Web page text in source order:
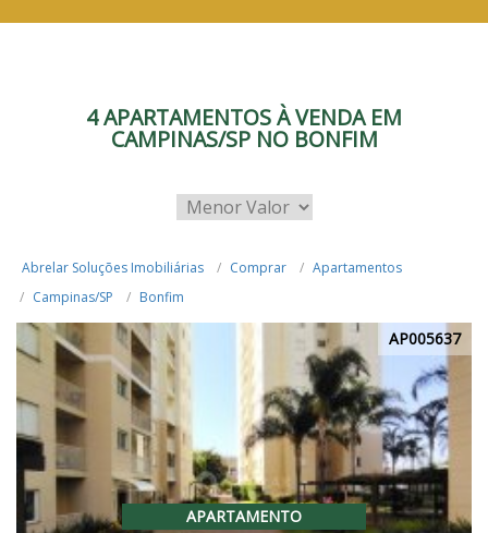
4 APARTAMENTOS À VENDA EM
CAMPINAS/SP NO BONFIM
Abrelar Soluções Imobiliárias Comprar
Apartamentos
Campinas/SP
Bonfim
AP005637
APARTAMENTO